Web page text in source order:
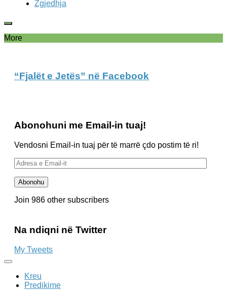
Zgjedhja
More
“Fjalët e Jetës” në Facebook
Abonohuni me Email-in tuaj!
Vendosni Email-in tuaj për të marrë çdo postim të ri!
Adresa
e
Email-
it
Abonohu
Join 986 other subscribers
Na ndiqni në Twitter
My Tweets
Kreu
Predikime